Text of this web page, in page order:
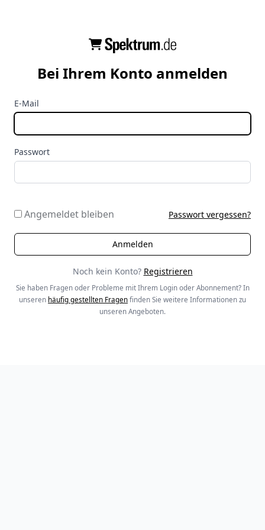
Bei Ihrem Konto anmelden
E-Mail
Passwort
Angemeldet bleiben Passwort vergessen?
Noch kein Konto? Registrieren
Sie haben Fragen oder Probleme mit Ihrem Login oder Abonnement? In
unseren häufig gestellten Fragen finden Sie weitere Informationen zu
unseren Angeboten.